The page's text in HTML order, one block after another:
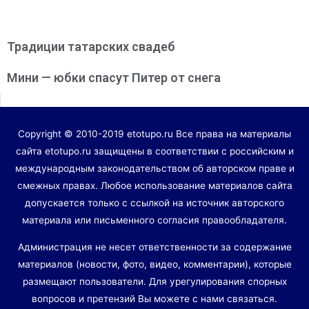
Традиции татарских свадеб
Мини — юбки спасут Питер от снега
Copyright © 2010-2019 etotupo.ru Все права на материалы
сайта etotupo.ru защищены в соответствии с российским и
международным законодательством об авторском праве и
смежных правах. Любое использование материалов сайта
допускается только с ссылкой на источник авторского
материала или письменного согласия правообладателя.
Администрация не несет ответственности за содержание
материалов (новости, фото, видео, комментарии), которые
размещают пользователи. Для урегулирования спорных
вопросов и претензий Вы можете с нами связаться.